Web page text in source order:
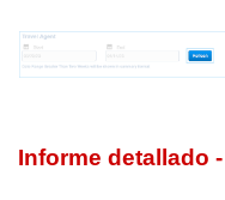
Informe detallado